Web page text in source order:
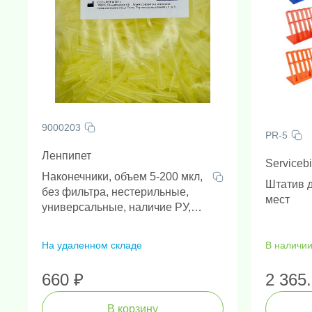
9000203
Ленпипет
Наконечники, объем 5-200 мкл,
без фильтра, нестерильные,
универсальные, наличие РУ,
На удаленном складе
660 ₽
В корзину
PR-5
Штатив
мест
В наличии
2